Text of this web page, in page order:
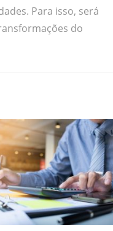
Para isso, será
do